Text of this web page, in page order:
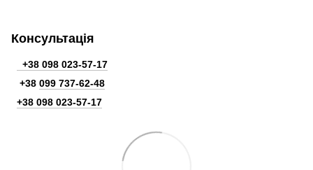
Консультація
+38 098 023-57-17
+38 099 737-62-48
+38 098 023-57-17